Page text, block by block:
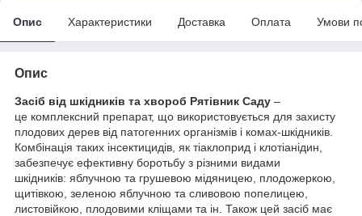
Опис Характеристики Доставка Оплата Умови
Опис
Засіб від шкідників та хвороб Рятівник Саду –
це комплексний препарат, що використовується для захисту
плодових дерев від патогенних організмів і комах-шкідників.
Комбінація таких інсектицидів, як тіаклоприд і клотіанідин,
забезпечує ефективну боротьбу з різними видами
шкідників: яблучною та грушевою мідяницею, плодожеркою,
щитівкою, зеленою яблучною та сливовою попелицею,
листовійкою, плодовими кліщами та ін. Також цей засіб має